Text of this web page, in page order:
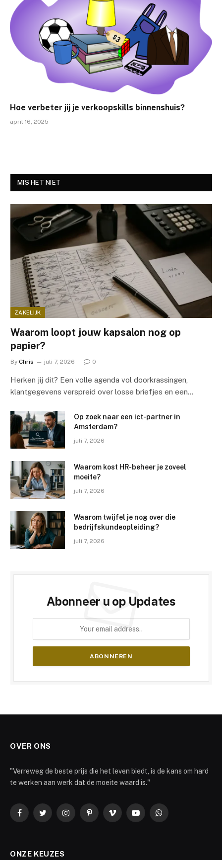
Hoe verbeter jij je verkoopskills binnenshuis?
april 16, 2025
MIS HET NIET
ZAKELIJK
Waarom loopt jouw kapsalon nog op
papier?
By Chris juli 7, 2026 0
Herken jij dit? Een volle agenda vol doorkrassingen,
klantgegevens verspreid over losse briefjes en een…
Op zoek naar een ict-partner in
Amsterdam?
juli 7, 2026
Waarom kost HR-beheer je zoveel
moeite?
juli 7, 2026
Waarom twijfel je nog over die
bedrijfskundeopleiding?
juli 7, 2026
Abonneer u op Updates
OVER ONS
"Verreweg de beste prijs die het leven biedt, is de kans om hard
te werken aan werk dat de moeite waard is."
FacebookTwitterInstagramPinterestVimeo YouTubeWhatsApp
ONZE KEUZES